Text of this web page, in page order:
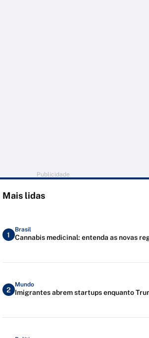
Publicidade
Mais lidas
1
Brasil
Cannabis medicinal: entenda as novas
2
Mundo
Imigrantes abrem startups enquanto